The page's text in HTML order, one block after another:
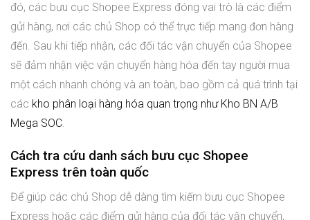
đó, các bưu cục Shopee Express đóng vai trò là các điểm
gửi hàng, nơi các chủ Shop có thể trực tiếp mang đơn hàng
đến. Sau khi tiếp nhận, các đối tác vận chuyển của Shopee
sẽ đảm nhận việc vận chuyển hàng hóa đến tay người mua
một cách nhanh chóng và an toàn, bao gồm cả quá trình tại
các kho phân loại hàng hóa quan trọng như Kho BN A/B
Mega SOC.
Cách tra cứu danh sách bưu cục Shopee
Express trên toàn quốc
Để giúp các chủ Shop dễ dàng tìm kiếm bưu cục Shopee
Express hoặc các điểm gửi hàng của đối tác vận chuyển,